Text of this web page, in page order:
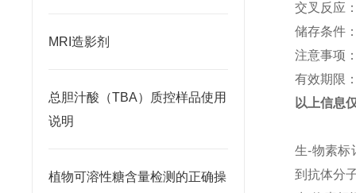
MRI造影剂
总胆汁酸（TBA）质控样品使用
说明
植物可溶性糖含量检测的正确操
交叉反应
储存条件
注意事项
有效期限
以上信息
生-物素标
到抗体分